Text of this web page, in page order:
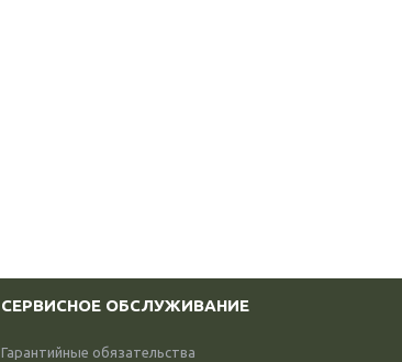
СЕРВИСНОЕ ОБСЛУЖИВАНИЕ
Гарантийные обязательства